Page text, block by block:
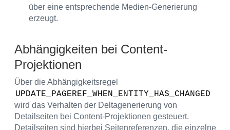
über eine entsprechende Medien-Generierung
erzeugt.
Abhängigkeiten bei Content-
Projektionen
Über die Abhängigkeitsregel
UPDATE_PAGEREF_WHEN_ENTITY_HAS_CHANGED
wird das Verhalten der Deltagenerierung von
Detailseiten bei Content-Projektionen gesteuert.
Detailseiten sind hierbei Seitenreferenzen, die einzelne